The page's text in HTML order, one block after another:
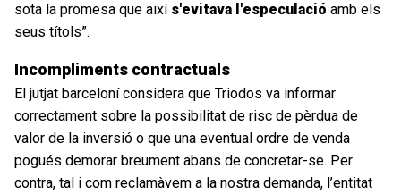
sota la promesa que així s'evitava l'especulació amb els
seus títols”.
Incompliments contractuals
El jutjat barceloní considera que Triodos va informar
correctament sobre la possibilitat de risc de pèrdua de
valor de la inversió o que una eventual ordre de venda
pogués demorar breument abans de concretar-se. Per
contra, tal i com reclamàvem a la nostra demanda, l’entitat